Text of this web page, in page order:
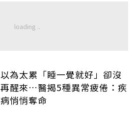
以為太累「睡一覺就好」卻沒
再醒來…醫揭5種異常疲倦：疾
病悄悄奪命